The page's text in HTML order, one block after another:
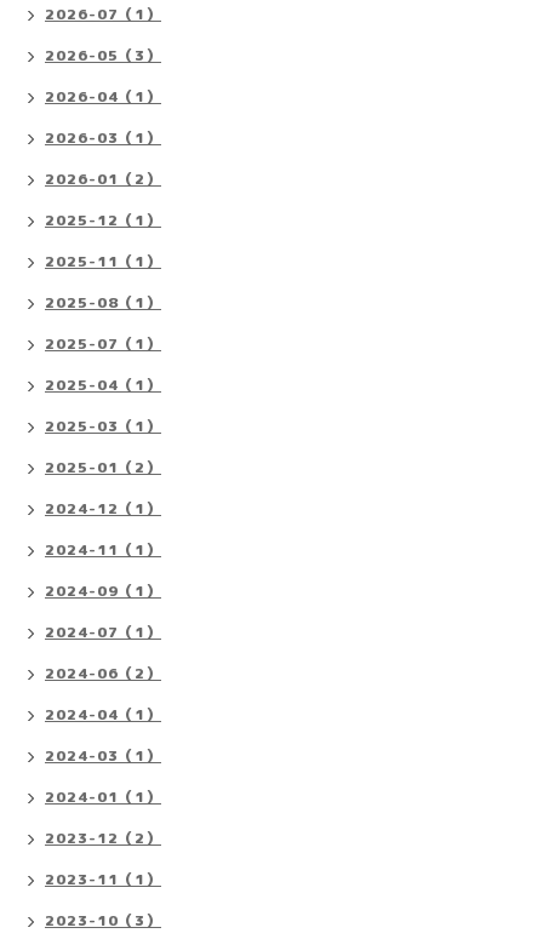
2026-07（1）
2026-05（3）
2026-04（1）
2026-03（1）
2026-01（2）
2025-12（1）
2025-11（1）
2025-08（1）
2025-07（1）
2025-04（1）
2025-03（1）
2025-01（2）
2024-12（1）
2024-11（1）
2024-09（1）
2024-07（1）
2024-06（2）
2024-04（1）
2024-03（1）
2024-01（1）
2023-12（2）
2023-11（1）
2023-10（3）